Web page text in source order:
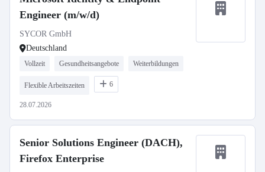
Engineer (m/w/d)
SYCOR GmbH
Deutschland
Vollzeit Gesundheitsangebote Weiterbildungen
Flexible Arbeitszeiten 6
28.07.2026
Senior Solutions Engineer (DACH),
Firefox Enterprise